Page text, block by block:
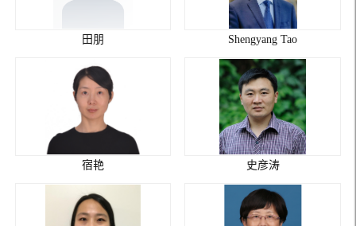
田朋 Shengyang Tao
宿艳 史彦涛